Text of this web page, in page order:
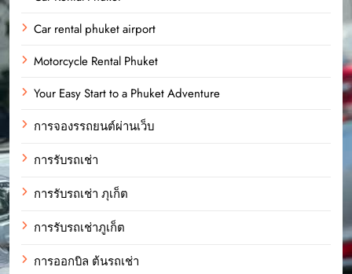
Car rental phuket airport
Motorcycle Rental Phuket
Your Easy Start to a Phuket Adventure
การจองรรถยนต์ผ่านเว็บ
การรับรถเช่า
การรับรถเช่า ภุเก็ต
การรับรถเช่าภูเก็ต
การออกบิล ต้นรถเช่า